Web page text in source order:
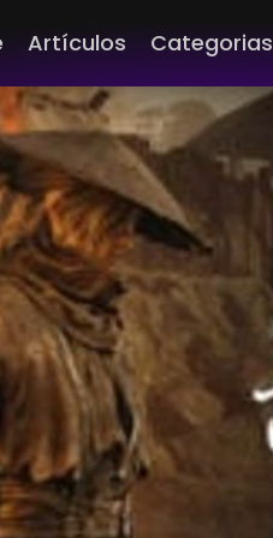
Artículos Categorias